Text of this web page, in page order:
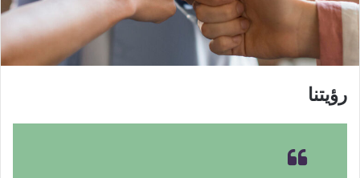
رؤيتنا